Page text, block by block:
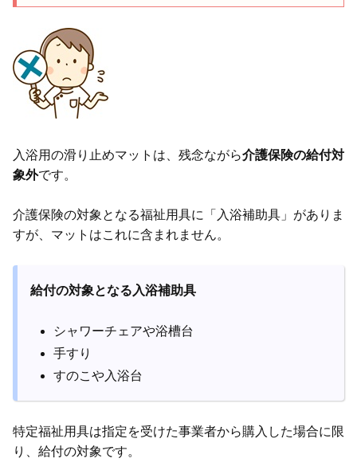
入浴用の滑り止めマットは、残念ながら介護保険の給付対
象外です。
介護保険の対象となる福祉用具に「入浴補助具」がありま
すが、マットはこれに含まれません。
給付の対象となる入浴補助具
シャワーチェアや浴槽台
手すり
すのこや入浴台
特定福祉用具は指定を受けた事業者から購入した場合に限
り、給付の対象です。